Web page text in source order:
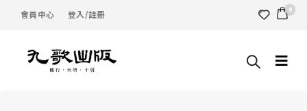
會員中心 登入/註冊 0